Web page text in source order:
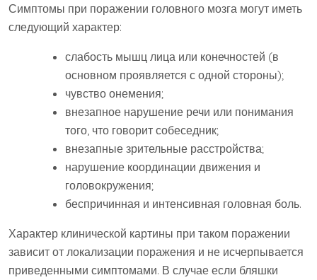
Симптомы при поражении головного мозга могут иметь
следующий характер:
слабость мышц лица или конечностей (в
основном проявляется с одной стороны);
чувство онемения;
внезапное нарушение речи или понимания
того, что говорит собеседник;
внезапные зрительные расстройства;
нарушение координации движения и
головокружения;
беспричинная и интенсивная головная боль.
Характер клинической картины при таком поражении
зависит от локализации поражения и не исчерпывается
приведенными симптомами. В случае если бляшки